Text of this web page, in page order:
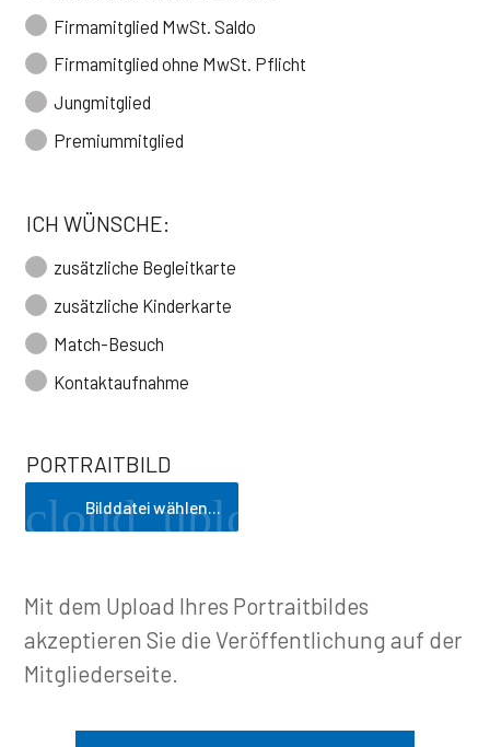
Firmamitglied MwSt. Saldo
Firmamitglied ohne MwSt. Pflicht
Jungmitglied
Premiummitglied
ICH WÜNSCHE:
zusätzliche Begleitkarte
zusätzliche Kinderkarte
Match-Besuch
Kontaktaufnahme
PORTRAITBILD
cloud_upload
Bilddatei wählen...
Mit dem Upload Ihres Portraitbildes
akzeptieren Sie die Veröffentlichung auf der
Mitgliederseite.